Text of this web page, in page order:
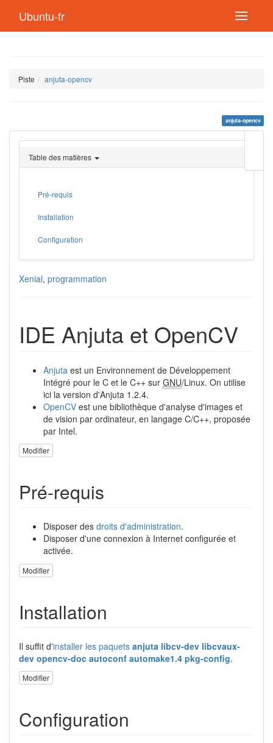
Ubuntu-fr
Piste anjuta-opencv
anjuta-opencv
page
Table des matières
Pré-requis
Installation
Configuration
Xenial, programmation
IDE Anjuta et OpenCV
Anjuta est un Environnement de Développement
Intégré pour le C et le C++ sur GNU/Linux. On utilise
ici la version d'Anjuta 1.2.4.
OpenCV est une bibliothèque d'analyse d'images et
de vision par ordinateur, en langage C/C++, proposée
par Intel.
Modifier
Pré-requis
Disposer des droits d'administration.
Disposer d'une connexion à Internet configurée et
activée.
Modifier
Installation
Il suffit d'installer les paquets anjuta libcv-dev libcvaux-
dev opencv-doc autoconf automake1.4 pkg-config.
Modifier
Configuration